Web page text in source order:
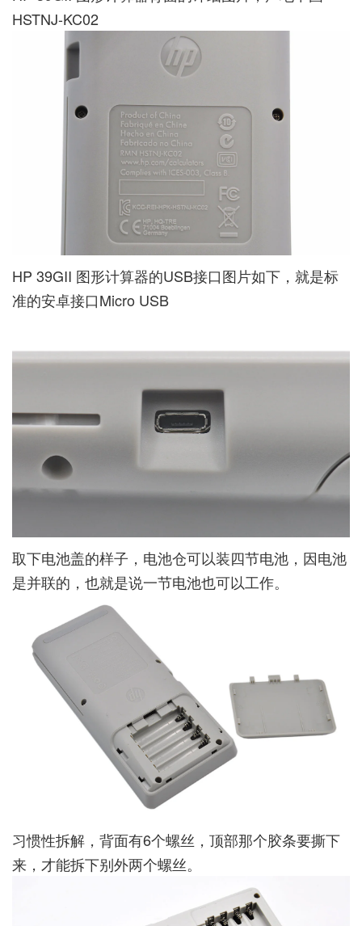
HSTNJ-KC02
HP 39GII 图形计算器的USB接口图片如下，就是标
准的安卓接口Micro USB
取下电池盖的样子，电池仓可以装四节电池，因电池
是并联的，也就是说一节电池也可以工作。
习惯性拆解，背面有6个螺丝，顶部那个胶条要撕下
来，才能拆下别外两个螺丝。